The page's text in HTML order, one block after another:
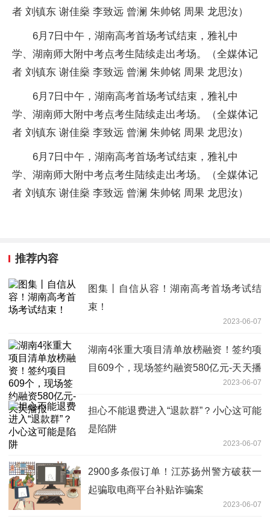
者 刘镇东 谢佳燊 李致远 曾澜 朱帅铭 周果 龙思汝）
6月7日中午，湖南高考首场考试结束，雅礼中
学、湖南师大附中考点考生陆续走出考场。（全媒体记
者 刘镇东 谢佳燊 李致远 曾澜 朱帅铭 周果 龙思汝）
6月7日中午，湖南高考首场考试结束，雅礼中
学、湖南师大附中考点考生陆续走出考场。（全媒体记
者 刘镇东 谢佳燊 李致远 曾澜 朱帅铭 周果 龙思汝）
6月7日中午，湖南高考首场考试结束，雅礼中
学、湖南师大附中考点考生陆续走出考场。（全媒体记
者 刘镇东 谢佳燊 李致远 曾澜 朱帅铭 周果 龙思汝）
推荐内容
图集丨自信从容！湖南高考首场考试结
束！
2023-06-07
湖南4张重大项目清单放榜融资！签约项
目609个，现场签约融资580亿元-天天播
2023-06-07
担心不能退费进入“退款群”？小心这可能
是陷阱
2023-06-07
2900多条假订单！江苏扬州警方破获一
起骗取电商平台补贴诈骗案
2023-06-07